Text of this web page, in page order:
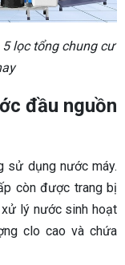
lọc tổng chung cư
đầu nguồn
sử dụng nước máy.
còn được trang bị
lý nước sinh hoạt
clo cao và chứa